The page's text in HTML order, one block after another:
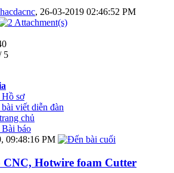
‎, 26-03-2019 02:46:52 PM
5
sơ
viết diễn đàn
chủ
báo
09:48:16 PM
Hotwire foam Cutter